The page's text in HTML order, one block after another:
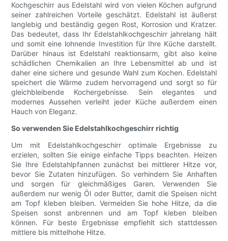
Kochgeschirr aus Edelstahl wird von vielen Köchen aufgrund
seiner zahlreichen Vorteile geschätzt. Edelstahl ist äußerst
langlebig und beständig gegen Rost, Korrosion und Kratzer.
Das bedeutet, dass Ihr Edelstahlkochgeschirr jahrelang hält
und somit eine lohnende Investition für Ihre Küche darstellt.
Darüber hinaus ist Edelstahl reaktionsarm, gibt also keine
schädlichen Chemikalien an Ihre Lebensmittel ab und ist
daher eine sichere und gesunde Wahl zum Kochen. Edelstahl
speichert die Wärme zudem hervorragend und sorgt so für
gleichbleibende Kochergebnisse. Sein elegantes und
modernes Aussehen verleiht jeder Küche außerdem einen
Hauch von Eleganz.
So verwenden Sie Edelstahlkochgeschirr richtig
Um mit Edelstahlkochgeschirr optimale Ergebnisse zu
erzielen, sollten Sie einige einfache Tipps beachten. Heizen
Sie Ihre Edelstahlpfannen zunächst bei mittlerer Hitze vor,
bevor Sie Zutaten hinzufügen. So verhindern Sie Anhaften
und sorgen für gleichmäßiges Garen. Verwenden Sie
außerdem nur wenig Öl oder Butter, damit die Speisen nicht
am Topf kleben bleiben. Vermeiden Sie hohe Hitze, da die
Speisen sonst anbrennen und am Topf kleben bleiben
können. Für beste Ergebnisse empfiehlt sich stattdessen
mittlere bis mittelhohe Hitze.